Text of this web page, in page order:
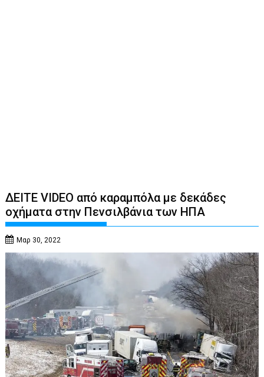
ΔΕΙΤΕ VIDEO από καραμπόλα με δεκάδες
οχήματα στην Πενσιλβάνια των ΗΠΑ
Μαρ 30, 2022